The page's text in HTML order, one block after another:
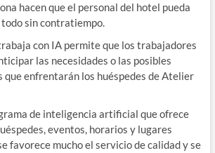
hacen que el personal del hotel pueda
sin contratiempo.
con IA permite que los trabajadores
las necesidades o las posibles
enfrentarán los huéspedes de Atelier
de inteligencia artificial que ofrece
eventos, horarios y lugares
favorece mucho el servicio de calidad y se